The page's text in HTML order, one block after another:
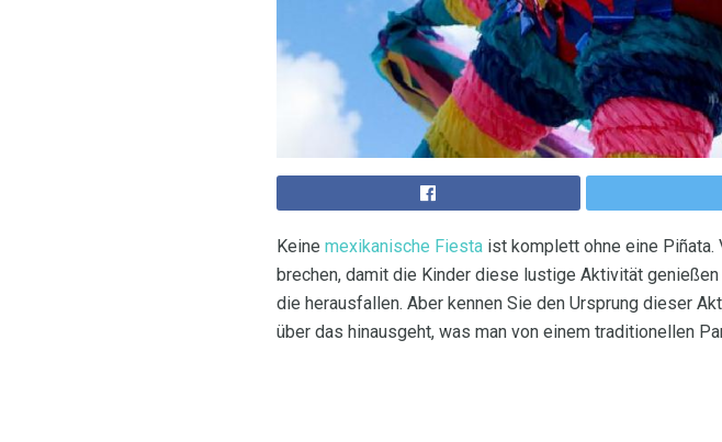
Keine mexikanische Fiesta ist komplett ohne eine
brechen, damit die Kinder diese lustige Aktivität
die herausfallen. Aber kennen Sie den Ursprung dieser
über das hinausgeht, was man von einem traditionellen